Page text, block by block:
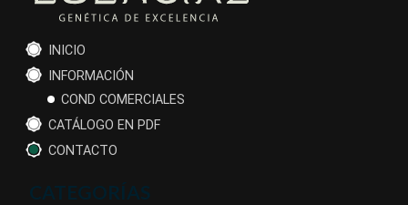
INICIO
INFORMACIÓN
COND COMERCIALES
CATÁLOGO EN PDF
CONTACTO
CATEGORÍAS